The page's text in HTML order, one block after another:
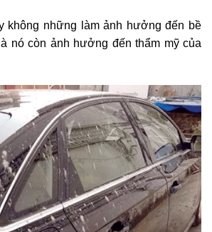
không những làm ảnh hưởng đến bề
nó còn ảnh hưởng đến thẩm mỹ của